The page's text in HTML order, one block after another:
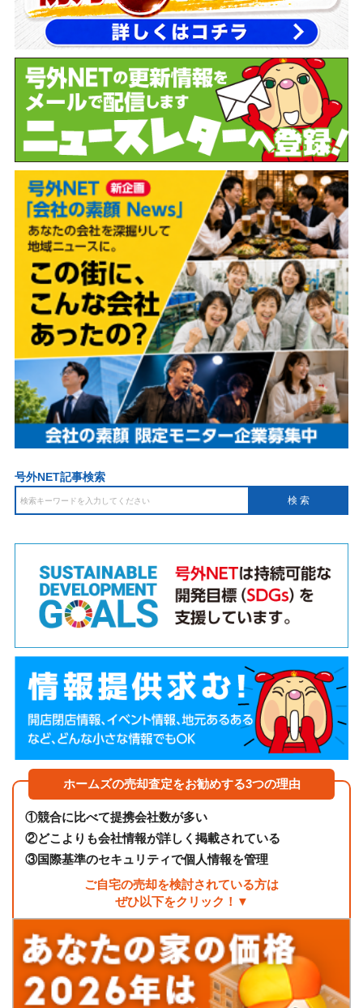
号外NET記事検索
ホームズの売却査定をお勧めする3つの理由
①競合に比べて提携会社数が多い
②どこよりも会社情報が詳しく掲載されている
③国際基準のセキュリティで個人情報を管理
ご自宅の売却を検討されている方は
ぜひ以下をクリック！▼